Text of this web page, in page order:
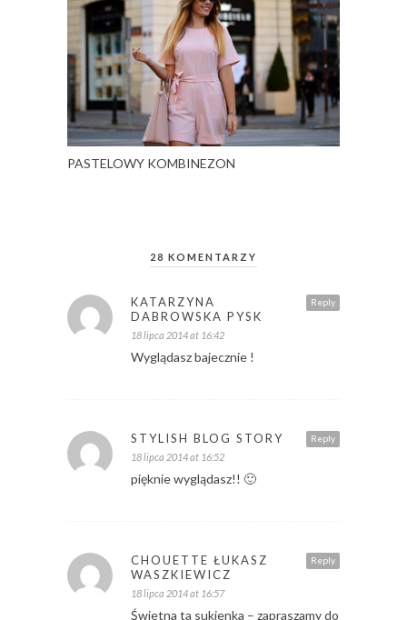
PASTELOWY KOMBINEZON
28 KOMENTARZY
Reply
KATARZYNA
DABROWSKA PYSK
18 lipca 2014 at 16:42
Wyglądasz bajecznie !
Reply
STYLISH BLOG STORY
18 lipca 2014 at 16:52
pięknie wyglądasz!! 🙂
Reply
CHOUETTE ŁUKASZ
WASZKIEWICZ
18 lipca 2014 at 16:57
Świetna ta sukienka – zapraszamy do